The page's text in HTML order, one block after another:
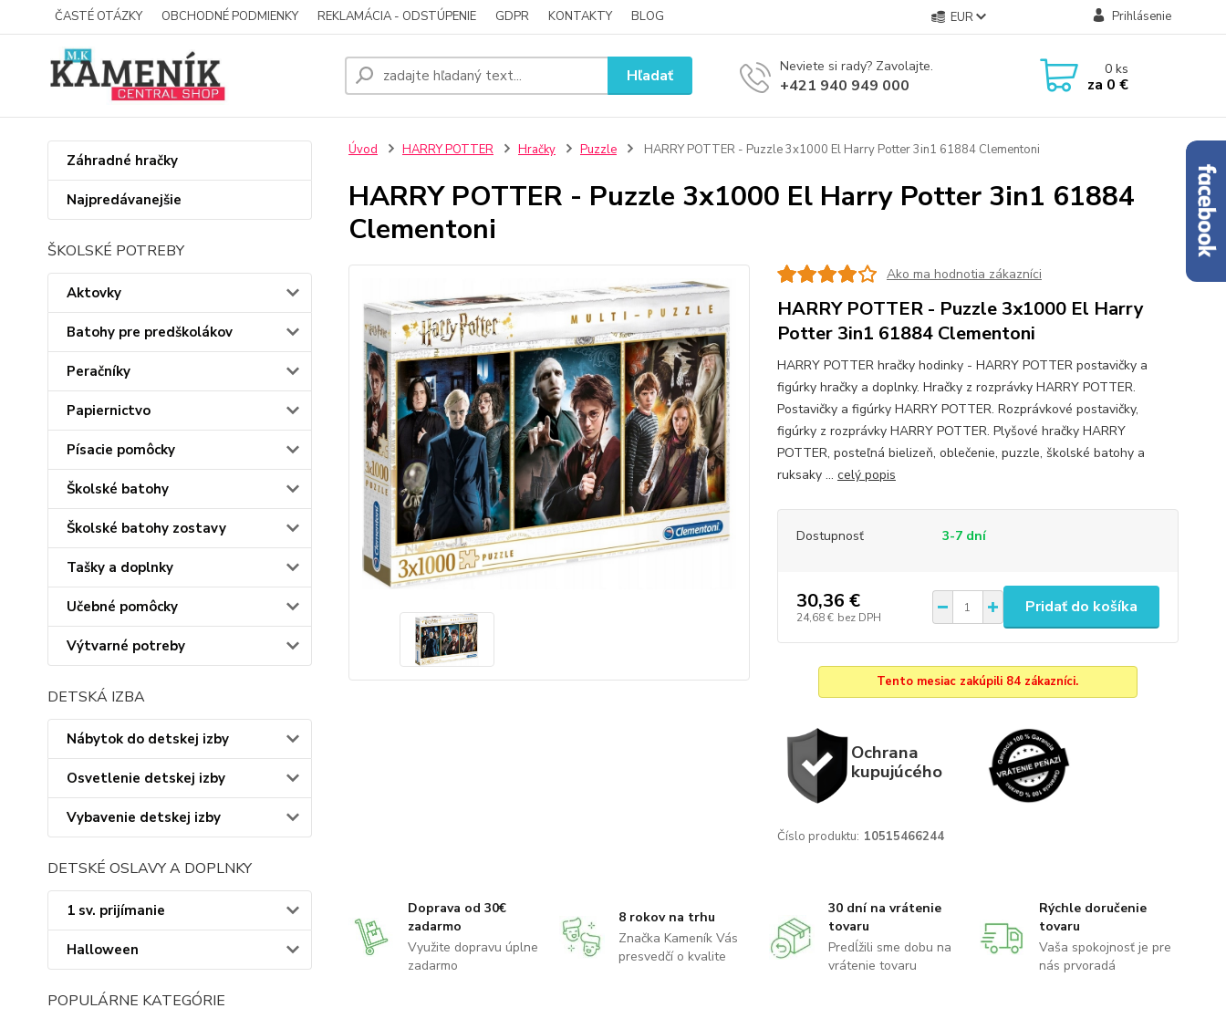
ČASTÉ OTÁZKY OBCHODNÉ PODMIENKY REKLAMÁCIA - ODSTÚPENIE GDPR KONTAKTY BLOG EUR Prihlásenie
Hľadať Neviete si rady? Zavolajte.
+421 940 949 000
0ks
za 0 €
Záhradné hračky
Najpredávanejšie
ŠKOLSKÉ POTREBY
Aktovky
Batohy pre predškolákov
Peračníky
Papiernictvo
Písacie pomôcky
Školské batohy
Školské batohy zostavy
Tašky a doplnky
Učebné pomôcky
Výtvarné potreby
DETSKÁ IZBA
Nábytok do detskej izby
Osvetlenie detskej izby
Vybavenie detskej izby
DETSKÉ OSLAVY A DOPLNKY
1 sv. prijímanie
Halloween
POPULÁRNE KATEGÓRIE
Úvod HARRY POTTER Hračky Puzzle HARRY POTTER - Puzzle 3x1000 El Harry Potter 3in1 61884 Clementoni
HARRY POTTER - Puzzle 3x1000 El Harry Potter 3in1 61884
Clementoni
Ako ma hodnotia zákazníci
HARRY POTTER - Puzzle 3x1000 El Harry
Potter 3in1 61884 Clementoni
HARRY POTTER hračky hodinky - HARRY POTTER postavičky a
figúrky hračky a doplnky. Hračky z rozprávky HARRY POTTER.
Postavičky a figúrky HARRY POTTER. Rozprávkové postavičky,
figúrky z rozprávky HARRY POTTER. Plyšové hračky HARRY
POTTER, posteľná bielizeň, oblečenie, puzzle, školské batohy a
ruksaky ... celý popis
Dostupnosť 3-7 dní
30,36 €
24,68 € bez DPH
Pridať do košíka
Tento mesiac zakúpili 84 zákazníci.
Ochrana
kupujúcého
Číslo produktu: 10515466244
Doprava od 30€
zadarmo
Využite dopravu úplne
zadarmo
8 rokov na trhu
Značka Kameník Vás
presvedčí o kvalite
30 dní na vrátenie
tovaru
Predĺžili sme dobu na
vrátenie tovaru
Rýchle doručenie
tovaru
Vaša spokojnosť je pre
nás prvoradá